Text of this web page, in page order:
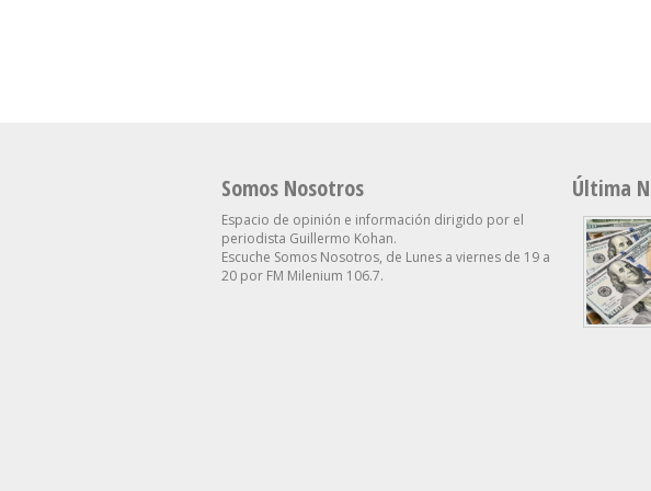
Somos Nosotros
Espacio de opinión e información dirigido por el
periodista Guillermo Kohan.
Escuche Somos Nosotros, de Lunes a viernes de 19 a
20 por FM Milenium 106.7.
Última